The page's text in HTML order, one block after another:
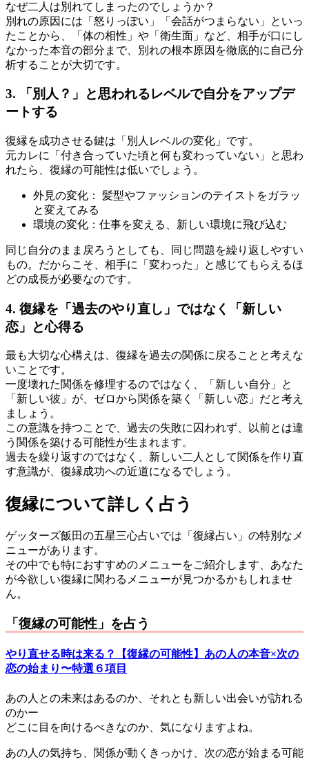
なぜ二人は別れてしまったのでしょうか？
別れの原因には「怒りっぽい」「会話がつまらない」といっ
たことから、「体の相性」や「衛生面」など、相手が口にし
なかった本音の部分まで、別れの根本原因を徹底的に自己分
析することが大切です。
3. 「別人？」と思われるレベルで自分をアップデ
ートする
復縁を成功させる鍵は「別人レベルの変化」です。
元カレに「付き合っていた頃と何も変わっていない」と思わ
れたら、復縁の可能性は低いでしょう。
外見の変化： 髪型やファッションのテイストをガラッ
と変えてみる
環境の変化：仕事を変える、新しい環境に飛び込む
同じ自分のまま戻ろうとしても、同じ問題を繰り返しやすい
もの。だからこそ、相手に「変わった」と感じてもらえるほ
どの成長が必要なのです。
4. 復縁を「過去のやり直し」ではなく「新しい
恋」と心得る
最も大切な心構えは、復縁を過去の関係に戻ることと考えな
いことです。
一度壊れた関係を修理するのではなく、「新しい自分」と
「新しい彼」が、ゼロから関係を築く「新しい恋」だと考え
ましょう。
この意識を持つことで、過去の失敗に囚われず、以前とは違
う関係を築ける可能性が生まれます。
過去を繰り返すのではなく、新しい二人として関係を作り直
す意識が、復縁成功への近道になるでしょう。
復縁について詳しく占う
ゲッターズ飯田の五星三心占いでは「復縁占い」の特別なメ
ニューがあります。
その中でも特におすすめのメニューをご紹介します、あなた
が今欲しい復縁に関わるメニューが見つかるかもしれませ
ん。
「復縁の可能性」を占う
やり直せる時は来る？【復縁の可能性】あの人の本音×次の
恋の始まり〜特選６項目
あの人との未来はあるのか、それとも新しい出会いが訪れる
のかー
どこに目を向けるべきなのか、気になりますよね。
あの人の気持ち、関係が動くきっかけ、次の恋が始まる可能